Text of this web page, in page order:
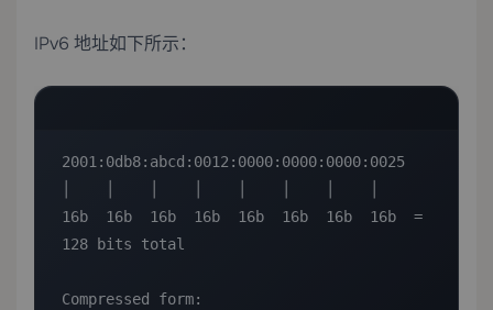
IPv6 地址如下所示：
2001:0db8:abcd:0012:0000:0000:0000:0025
16b  16b  16b  16b  16b  16b  16b  16b  =
128 bits total
Compressed form: